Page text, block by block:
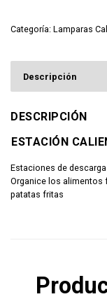
Categoría: Lamparas
Descripción
DESCRIPCIÓN
ESTACIÓN
Estaciones de
Organice los alimentos
patatas fritas